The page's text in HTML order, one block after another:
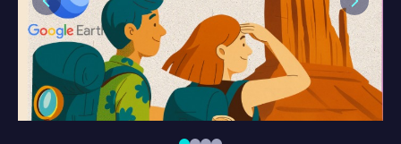
Previous Next